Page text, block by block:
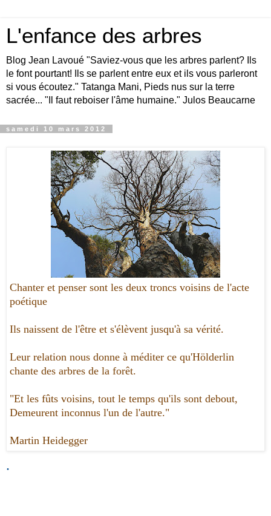
L'enfance des arbres
Blog Jean Lavoué "Saviez-vous que les arbres parlent? Ils
le font pourtant! Ils se parlent entre eux et ils vous parleront
si vous écoutez." Tatanga Mani, Pieds nus sur la terre
sacrée... "Il faut reboiser l'âme humaine." Julos Beaucarne
samedi 10 mars 2012
Chanter et penser sont les deux troncs voisins de l'acte
poétique
Ils naissent de l'être et s'élèvent jusqu'à sa vérité.
Leur relation nous donne à méditer ce qu'Hölderlin
chante des arbres de la forêt.
"Et les fûts voisins, tout le temps qu'ils sont debout,
Demeurent inconnus l'un de l'autre."
Martin Heidegger
.